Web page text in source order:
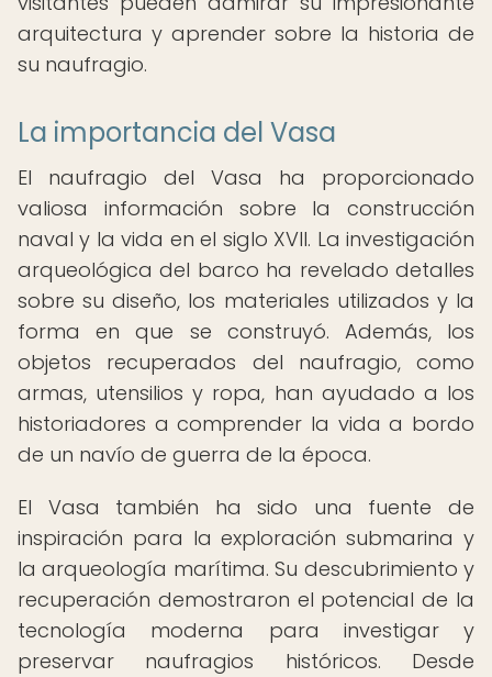
arquitectura y aprender sobre la historia de
su naufragio.
La importancia del Vasa
El naufragio del Vasa ha proporcionado
valiosa información sobre la construcción
naval y la vida en el siglo XVII. La investigación
arqueológica del barco ha revelado detalles
sobre su diseño, los materiales utilizados y la
forma en que se construyó. Además, los
objetos recuperados del naufragio, como
armas, utensilios y ropa, han ayudado a los
historiadores a comprender la vida a bordo
de un navío de guerra de la época.
El Vasa también ha sido una fuente de
inspiración para la exploración submarina y
la arqueología marítima. Su descubrimiento y
recuperación demostraron el potencial de la
tecnología moderna para investigar y
preservar naufragios históricos. Desde